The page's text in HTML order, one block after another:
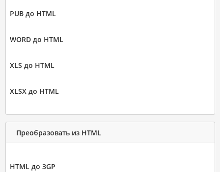
PUB до HTML
WORD до HTML
XLS до HTML
XLSX до HTML
Преобразовать из HTML
HTML до 3GP